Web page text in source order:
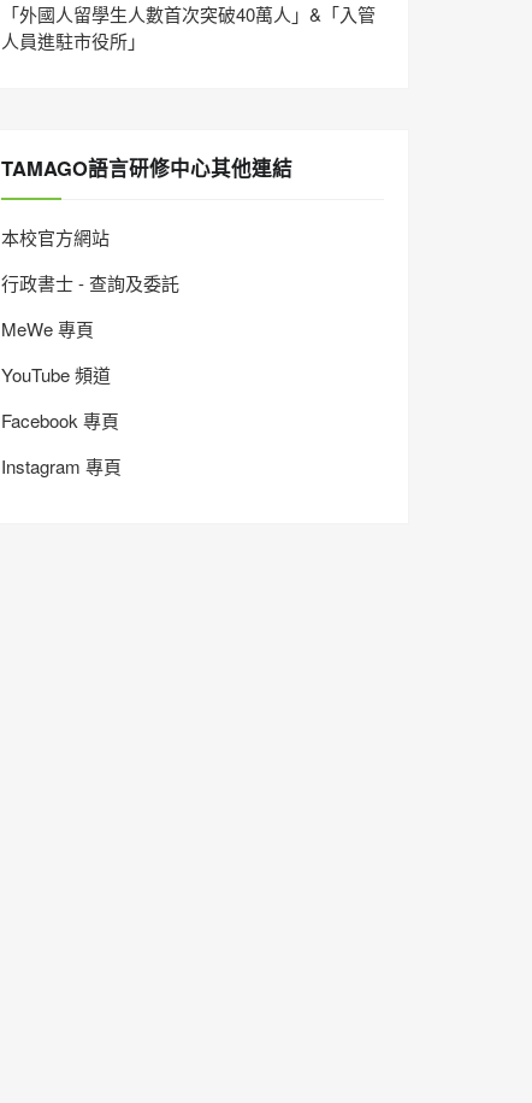
「外國人留學生人數首次突破40萬人」&「入管
人員進駐市役所」
TAMAGO語言研修中心其他連結
本校官方網站
行政書士 - 查詢及委託
MeWe 專頁
YouTube 頻道
Facebook 專頁
Instagram 專頁